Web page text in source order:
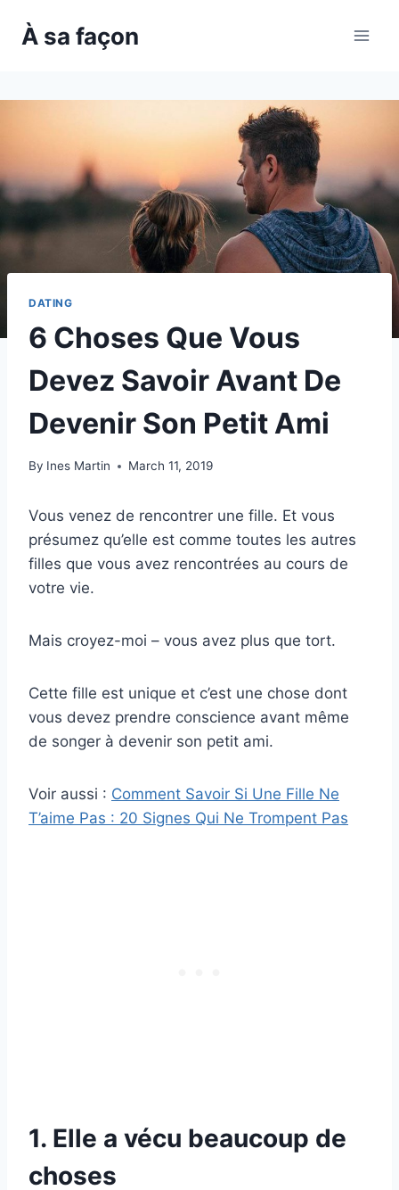
À sa façon
DATING
6 Choses Que Vous
Devez Savoir Avant De
Devenir Son Petit Ami
By Ines Martin March 11, 2019
Vous venez de rencontrer une fille. Et vous
présumez qu’elle est comme toutes les autres
filles que vous avez rencontrées au cours de
votre vie.
Mais croyez-moi – vous avez plus que tort.
Cette fille est unique et c’est une chose dont
vous devez prendre conscience avant même
de songer à devenir son petit ami.
Voir aussi : Comment Savoir Si Une Fille Ne
T’aime Pas : 20 Signes Qui Ne Trompent Pas
1. Elle a vécu beaucoup de
choses